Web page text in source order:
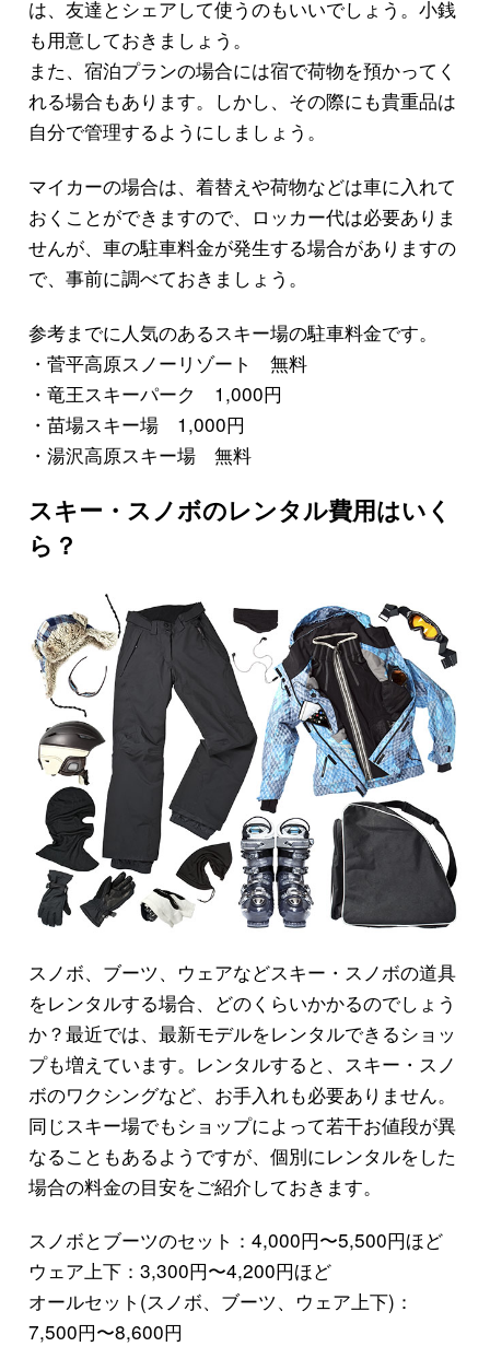
は、友達とシェアして使うのもいいでしょう。小銭
も用意しておきましょう。
また、宿泊プランの場合には宿で荷物を預かってく
れる場合もあります。しかし、その際にも貴重品は
自分で管理するようにしましょう。
マイカーの場合は、着替えや荷物などは車に入れて
おくことができますので、ロッカー代は必要ありま
せんが、車の駐車料金が発生する場合がありますの
で、事前に調べておきましょう。
参考までに人気のあるスキー場の駐車料金です。
・菅平高原スノーリゾート 無料
・竜王スキーパーク 1,000円
・苗場スキー場 1,000円
・湯沢高原スキー場 無料
スキー・スノボのレンタル費用はいく
ら？
スノボ、ブーツ、ウェアなどスキー・スノボの道具
をレンタルする場合、どのくらいかかるのでしょう
か？最近では、最新モデルをレンタルできるショッ
プも増えています。レンタルすると、スキー・スノ
ボのワクシングなど、お手入れも必要ありません。
同じスキー場でもショップによって若干お値段が異
なることもあるようですが、個別にレンタルをした
場合の料金の目安をご紹介しておきます。
スノボとブーツのセット：4,000円〜5,500円ほど
ウェア上下：3,300円〜4,200円ほど
オールセット(スノボ、ブーツ、ウェア上下)：
7,500円〜8,600円